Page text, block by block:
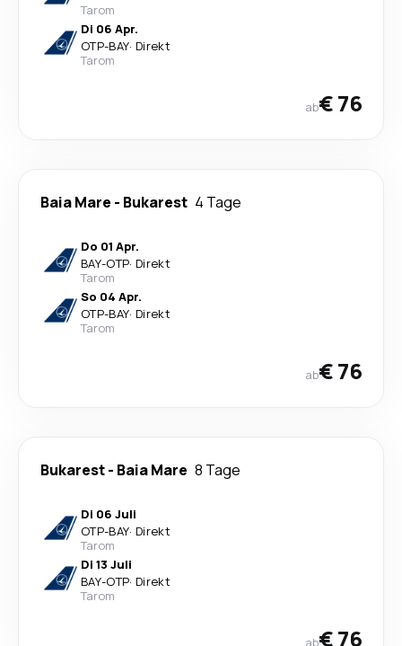
Tarom
Di 06 Apr.
OTP-BAY· Direkt
Tarom
ab€ 76
Baia Mare - Bukarest 4 Tage
Do 01 Apr.
BAY-OTP· Direkt
Tarom
So 04 Apr.
OTP-BAY· Direkt
Tarom
ab€ 76
Bukarest- Baia Mare 8 Tage
Di 06 Juli
OTP-BAY· Direkt
Tarom
Di 13 Juli
BAY-OTP· Direkt
Tarom
ab€ 76